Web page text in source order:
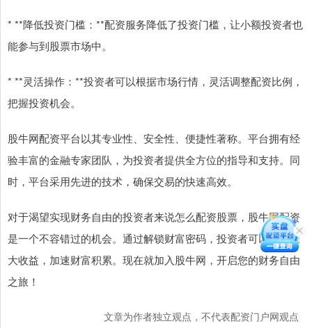
* **降低投资门槛：**配资服务降低了投资门槛，让小额投资者也
能参与到股票市场中。
* **灵活操作：**投资者可以根据市场行情，灵活调整配资比例，
把握投资机会。
股牛网配资平台以其专业性、安全性、便捷性著称。平台拥有经
验丰富的金融专家团队，为投资者提供全方位的指导和支持。同
时，平台采用先进的技术，确保交易的快速高效。
对于渴望实现财务自由的投资者来说怎么配资股票，股牛网配资
是一个不容错过的机会。通过解锁财富密码，投资者可以轻松放
大收益，加速财富积累。现在就加入股牛网，开启您的财务自由
之旅！
文章为作者独立观点，不代表配资门户网观点